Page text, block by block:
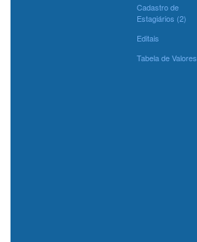
Cadastro de
Estagiários (2)
Editais
Tabela de Valores